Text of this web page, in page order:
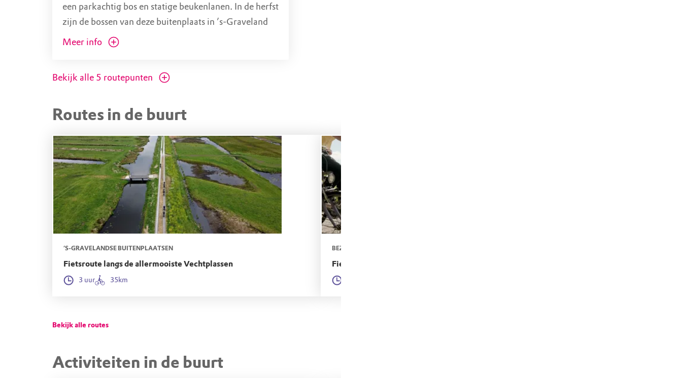
een parkachtig bos en statige beukenlanen. In de herfst
zijn de bossen van deze buitenplaats in ’s-Graveland
prachtig gekleurd door de oranje herfstbladeren en
bij Bezoekerscentrum Gooi en Vechtstreek.
Meer info
Bekijk alle 5 routepunten
Routes in de buurt
’S-GRAVELANDSE BUITENPLAATSEN
Fietsroute langs de allermooiste Vechtplassen
3 uur 35km
BEZOEKERSCENTRUM GOOI EN VECHTSTREEK
Fietsroute Vechtplassen vlak bij Hilversum
Bekijk alle routes
Activiteiten in de buurt